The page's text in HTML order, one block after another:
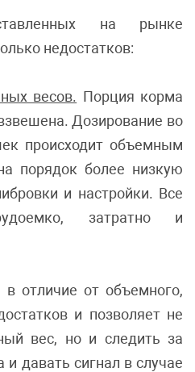
на рынке
недостатков:
весов. Порция корма
Дозирование во
происходит объемным
порядок более низкую
и настройки. Все
затратно и
в отличие от объемного,
и позволяет не
вес, но и следить за
давать сигнал в случае